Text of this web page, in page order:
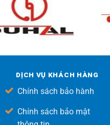
DỊCH VỤ KHÁCH HÀNG
Chính sách bảo hành
Chính sách bảo mật